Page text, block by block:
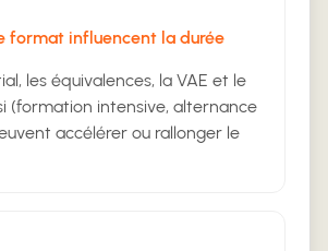
format influencent la durée
les équivalences, la VAE et le
(formation intensive, alternance
accélérer ou rallonger le